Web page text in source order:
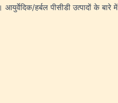
हर्बल पीसीडी उत्पादों के बारे